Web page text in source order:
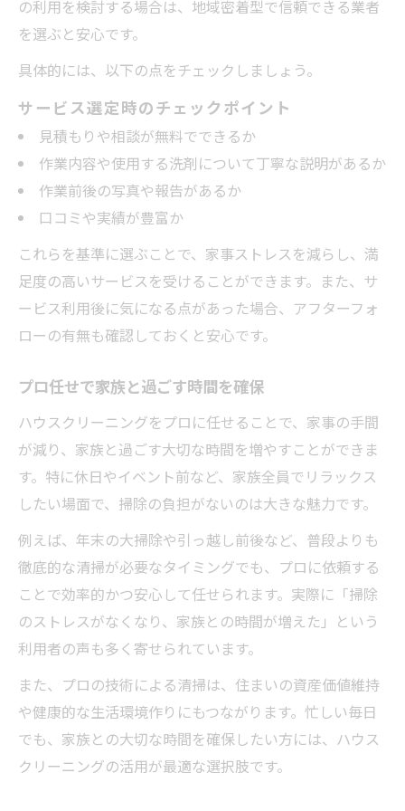
の利用を検討する場合は、地域密着型で信頼できる業者
を選ぶと安心です。
具体的には、以下の点をチェックしましょう。
サービス選定時のチェックポイント
見積もりや相談が無料でできるか
作業内容や使用する洗剤について丁寧な説明があるか
作業前後の写真や報告があるか
口コミや実績が豊富か
これらを基準に選ぶことで、家事ストレスを減らし、満
足度の高いサービスを受けることができます。また、サ
ービス利用後に気になる点があった場合、アフターフォ
ローの有無も確認しておくと安心です。
プロ任せで家族と過ごす時間を確保
ハウスクリーニングをプロに任せることで、家事の手間
が減り、家族と過ごす大切な時間を増やすことができま
す。特に休日やイベント前など、家族全員でリラックス
したい場面で、掃除の負担がないのは大きな魅力です。
例えば、年末の大掃除や引っ越し前後など、普段よりも
徹底的な清掃が必要なタイミングでも、プロに依頼する
ことで効率的かつ安心して任せられます。実際に「掃除
のストレスがなくなり、家族との時間が増えた」という
利用者の声も多く寄せられています。
また、プロの技術による清掃は、住まいの資産価値維持
や健康的な生活環境作りにもつながります。忙しい毎日
でも、家族との大切な時間を確保したい方には、ハウス
クリーニングの活用が最適な選択肢です。